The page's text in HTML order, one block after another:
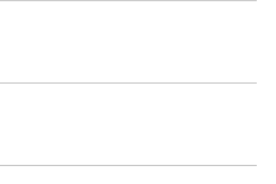
komponentais ir